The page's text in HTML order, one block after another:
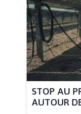
STOP AU
AUTOUR